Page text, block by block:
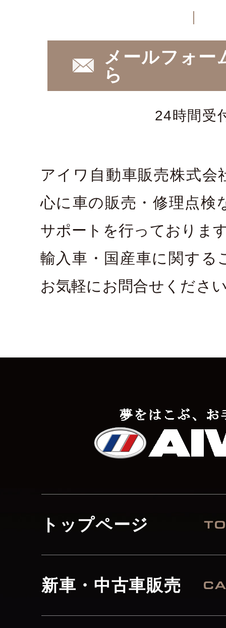
メールフォー
ら
24時間受
アイワ自動車販売株式会
心に車の販売・修理点検
サポートを行っておりま
輸入車・国産車に関する
お気軽にお問合せくださ
トップページ
新車・中古車販売